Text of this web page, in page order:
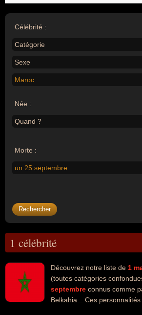
Célébrité :
Catégorie
Sexe
Maroc
Née :
Quand ?
Morte :
un 25 septembre
1 célébrité
Découvrez notre liste de 1
(toutes catégories
septembre connus comme
Belkahia... Ces